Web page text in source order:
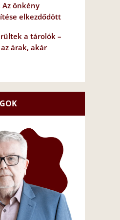
Az önkény
elkezdődött
a tárolók –
árak, akár